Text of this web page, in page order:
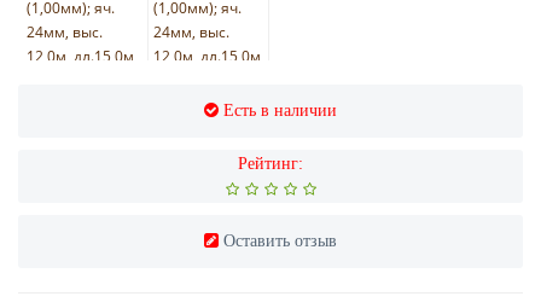
Есть в наличии
Рейтинг:
Оставить отзыв